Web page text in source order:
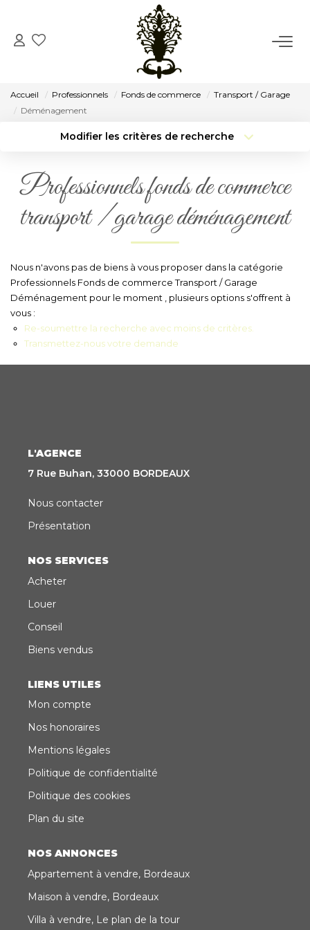
ACCUEIL
CONSEIL
NOTRE AGENCE
Notre Histoire
Notre Équipe
CONTACT
Accueil Professionnels Fonds de commerce
Transport / Garage
Déménagement
Modifier les critères de recherche
Sélectionnez...
Type de bien
Surface min
Budget max Plus de critères
Créer une alerte
Professionnels fonds de commerce
transport / garage déménagement
Nous n'avons pas de biens à vous proposer dans la catégorie
Professionnels Fonds de commerce Transport / Garage
Déménagement pour le moment , plusieurs options s'offrent à
vous :
Re-soumettre la recherche avec moins de critères.
Transmettez-nous votre demande
L'AGENCE
7 Rue Buhan, 33000 BORDEAUX
Nous contacter
Présentation
NOS SERVICES
Acheter
Louer
Conseil
Biens vendus
LIENS UTILES
Mon compte
Nos honoraires
Mentions légales
Politique de confidentialité
Politique des cookies
Plan du site
NOS ANNONCES
Appartement à vendre, Bordeaux
Maison à vendre, Bordeaux
Villa à vendre, Le plan de la tour